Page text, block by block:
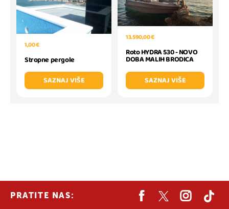
1,00 €
Stropne pergole
SAZNAJ VIŠE
13.590,00 €
Roto HYDRA 530 - NOVO
DOBA MALIH BRODICA
SAZNAJ VIŠE
PRATITE NAS: